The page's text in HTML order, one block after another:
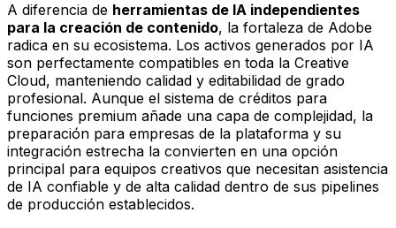
A diferencia de herramientas de IA independientes
para la creación de contenido, la fortaleza de Adobe
radica en su ecosistema. Los activos generados por IA
son perfectamente compatibles en toda la Creative
Cloud, manteniendo calidad y editabilidad de grado
profesional. Aunque el sistema de créditos para
funciones premium añade una capa de complejidad, la
preparación para empresas de la plataforma y su
integración estrecha la convierten en una opción
principal para equipos creativos que necesitan asistencia
de IA confiable y de alta calidad dentro de sus pipelines
de producción establecidos.